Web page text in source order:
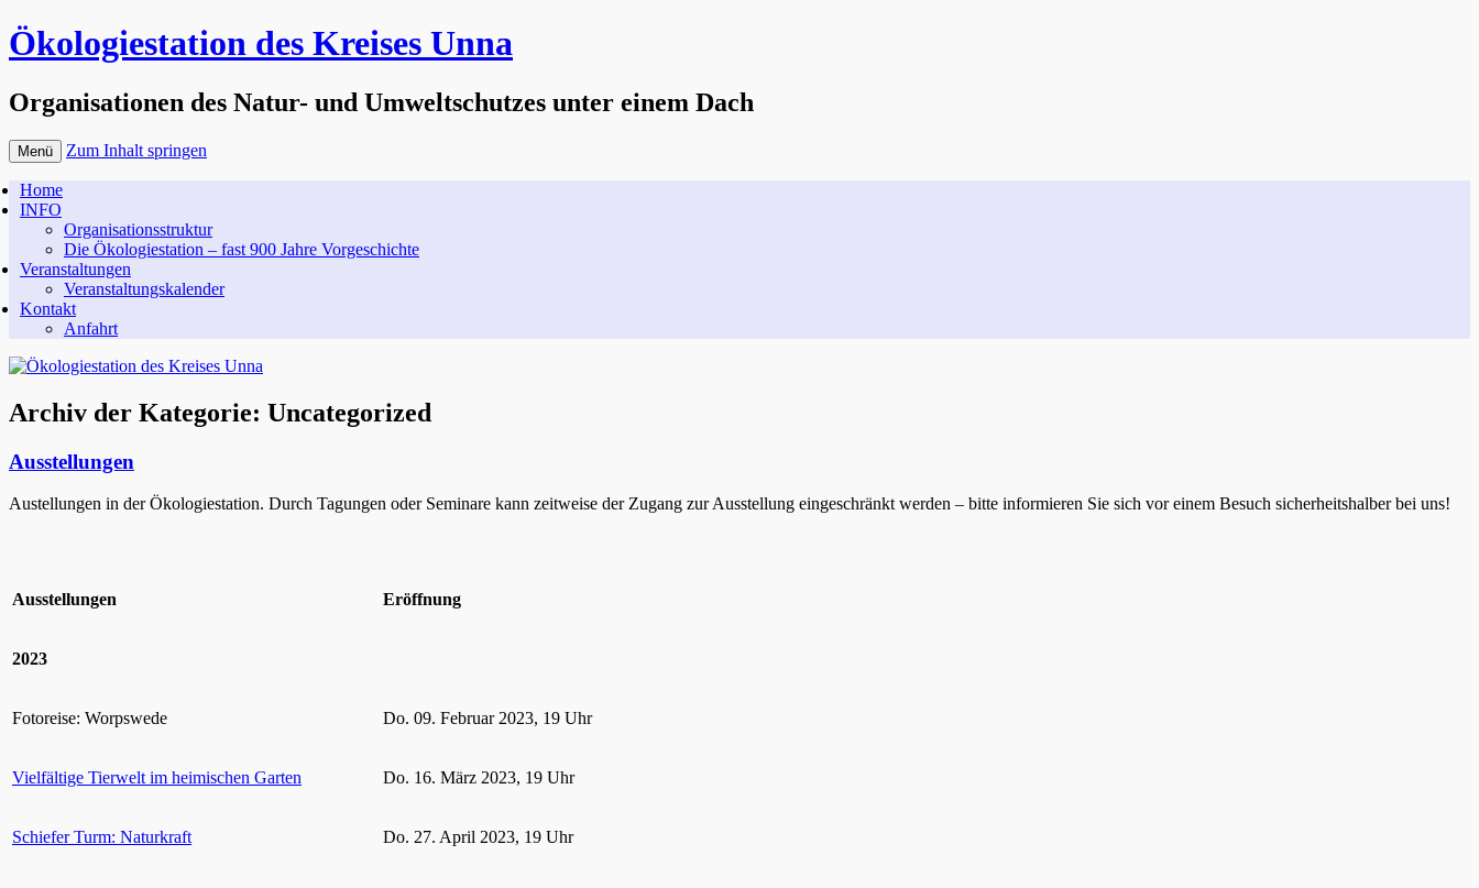
Ökologiestation des Kreises Unna
Organisationen des Natur- und Umweltschutzes unter einem Dach
Menü Zum Inhalt springen
Home
INFO
Organisationsstruktur
Die Ökologiestation – fast 900 Jahre Vorgeschichte
Veranstaltungen
Veranstaltungskalender
Kontakt
Anfahrt
Archiv der Kategorie: Uncategorized
Ausstellungen
Austellungen in der Ökologiestation. Durch Tagungen oder Seminare kann zeitweise der Zugang zur Ausstellung eingeschränkt werden – bitte informieren Sie sich vor einem Besuch sicherheitshalber bei uns!
Ausstellungen Eröffnung
2023
Fotoreise: Worpswede Do. 09. Februar 2023, 19 Uhr
Vielfältige Tierwelt im heimischen Garten Do. 16. März 2023, 19 Uhr
Schiefer Turm: Naturkraft Do. 27. April 2023, 19 Uhr